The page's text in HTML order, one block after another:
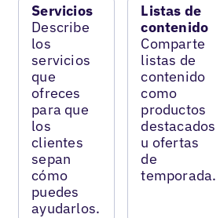
Servicios
Describe
los
servicios
que
ofreces
para que
los
clientes
sepan
cómo
puedes
ayudarlos.
Listas de
contenido
Comparte
listas de
contenido
como
productos
destacados
u ofertas
de
temporada.